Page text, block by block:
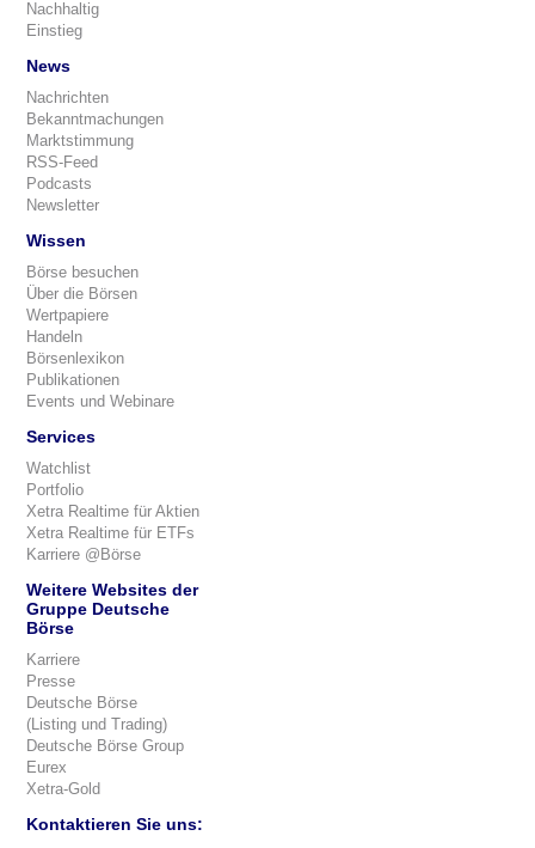
Nachhaltig
Einstieg
News
Nachrichten
Bekanntmachungen
Marktstimmung
RSS-Feed
Podcasts
Newsletter
Wissen
Börse besuchen
Über die Börsen
Wertpapiere
Handeln
Börsenlexikon
Publikationen
Events und Webinare
Services
Watchlist
Portfolio
Xetra Realtime für Aktien
Xetra Realtime für ETFs
Karriere @Börse
Weitere Websites der
Gruppe Deutsche
Börse
Karriere
Presse
Deutsche Börse
(Listing und Trading)
Deutsche Börse Group
Eurex
Xetra-Gold
Kontaktieren Sie uns: